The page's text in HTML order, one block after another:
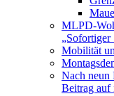
MLPD-
„Sofortiger
Mobilität
Nach neun
Beitrag